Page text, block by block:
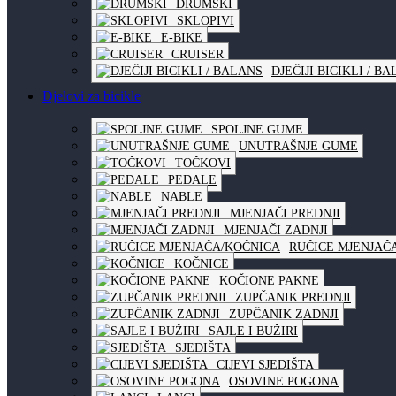
DRUMSKI
SKLOPIVI
E-BIKE
CRUISER
DJEČIJI BICIKLI /
Djelovi za bicikle
SPOLJNE GUME
UNUTRAŠNJE GUME
TOČKOVI
PEDALE
NABLE
MJENJAČI PREDNJI
MJENJAČI ZADNJI
RUČICE
KOČNICE
KOČIONE PAKNE
ZUPČANIK PREDNJI
ZUPČANIK ZADNJI
SAJLE I BUŽIRI
SJEDIŠTA
CIJEVI SJEDIŠTA
OSOVINE POGONA